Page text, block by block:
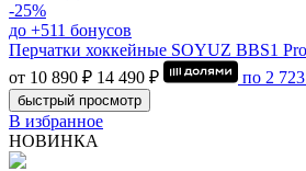
-25%
до +511 бонусов
Перчатки хоккейные SOYUZ BBS1 Pro
от 10 890 ₽ 14 490 ₽ по 2 723
быстрый просмотр
В избранное
НОВИНКА